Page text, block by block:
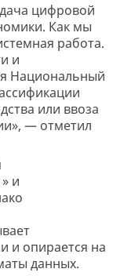
цифровой
Как мы
работа.
и
Национальный
или ввоза
— отметил
и
и опирается на
данных.